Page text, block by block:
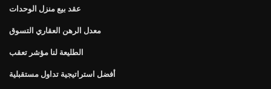
عقد بيع منزل الوحدات
معدل الرهن العقاري التسوق
الطليعة لنا مؤشر تعقب
أفضل استراتيجية تداول مستقبلية